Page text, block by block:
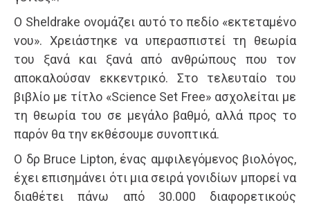
Ο Sheldrake ονομάζει αυτό το πεδίο «εκτεταμένο
νου». Χρειάστηκε να υπερασπιστεί τη θεωρία
του ξανά και ξανά από ανθρώπους που τον
αποκαλούσαν εκκεντρικό. Στο τελευταίο του
βιβλίο με τίτλο «Science Set Free» ασχολείται με
τη θεωρία του σε μεγάλο βαθμό, αλλά προς το
παρόν θα την εκθέσουμε συνοπτικά.
Ο δρ Bruce Lipton, ένας αμφιλεγόμενος βιολόγος,
έχει επισημάνει ότι μια σειρά γονιδίων μπορεί να
διαθέτει πάνω από 30.000 διαφορετικούς